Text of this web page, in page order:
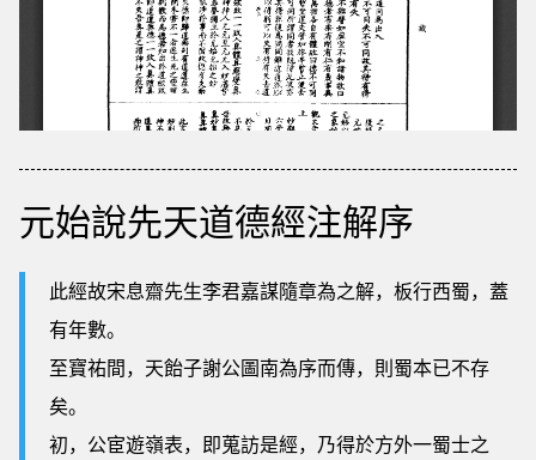
元始說先天道德經注解序
此經故宋息齋先生李君嘉謀隨章為之解，板行西蜀，蓋
有年數。
至寶祐間，天飴子謝公圖南為序而傳，則蜀本已不存
矣。
初，公宦遊嶺表，即蒐訪是經，乃得於方外一蜀士之